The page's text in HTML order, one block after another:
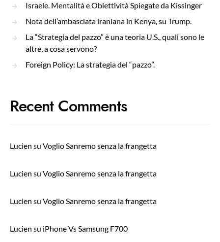
Israele. Mentalità e Obiettività Spiegate da Kissinger
Nota dell’ambasciata iraniana in Kenya, su Trump.
La “Strategia del pazzo” è una teoria U.S., quali sono le
altre, a cosa servono?
Foreign Policy: La strategia del “pazzo”.
Recent Comments
Lucien su Voglio Sanremo senza la frangetta
Lucien su Voglio Sanremo senza la frangetta
Lucien su Voglio Sanremo senza la frangetta
Lucien su iPhone Vs Samsung F700